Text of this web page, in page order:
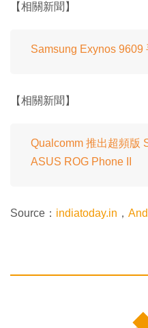
【相關新聞】
Samsung Exynos 9609
【相關新聞】
Qualcomm 推出超頻版
ASUS ROG Phone II
Source： indiatoday.in ，